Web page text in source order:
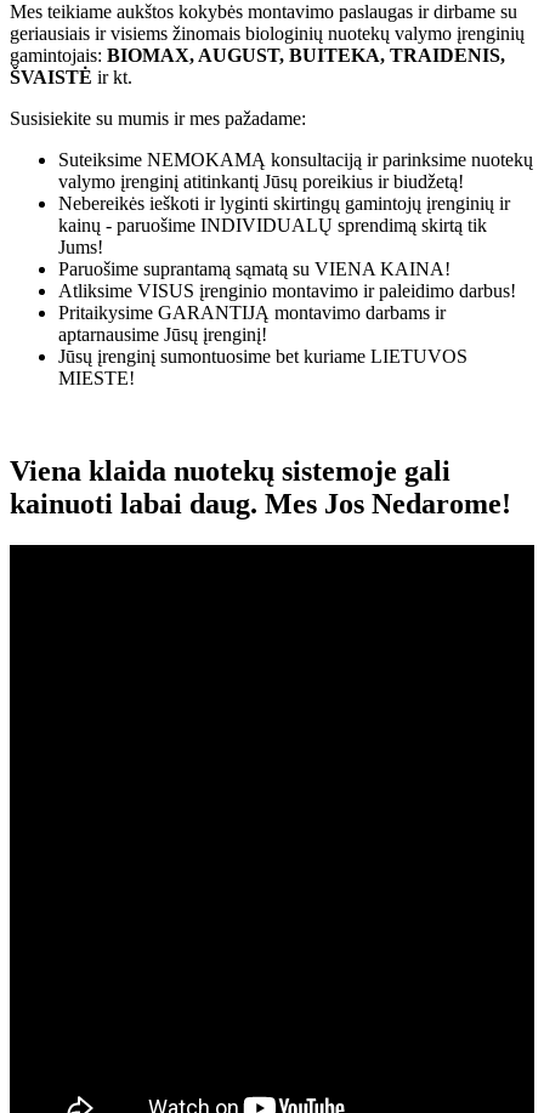
Mes teikiame aukštos kokybės montavimo paslaugas ir dirbame su
geriausiais ir visiems žinomais biologinių nuotekų valymo įrenginių
gamintojais: BIOMAX, AUGUST, BUITEKA, TRAIDENIS,
ŠVAISTĖ ir kt.
Susisiekite su mumis ir mes pažadame:
Suteiksime NEMOKAMĄ konsultaciją ir parinksime nuotekų
valymo įrenginį atitinkantį Jūsų poreikius ir biudžetą!
Nebereikės ieškoti ir lyginti skirtingų gamintojų įrenginių ir
kainų - paruošime INDIVIDUALŲ sprendimą skirtą tik
Jums!
Paruošime suprantamą sąmatą su VIENA KAINA!
Atliksime VISUS įrenginio montavimo ir paleidimo darbus!
Pritaikysime GARANTIJĄ montavimo darbams ir
aptarnausime Jūsų įrenginį!
Jūsų įrenginį sumontuosime bet kuriame LIETUVOS
MIESTE!
Viena klaida nuotekų sistemoje gali
kainuoti labai daug. Mes Jos Nedarome!